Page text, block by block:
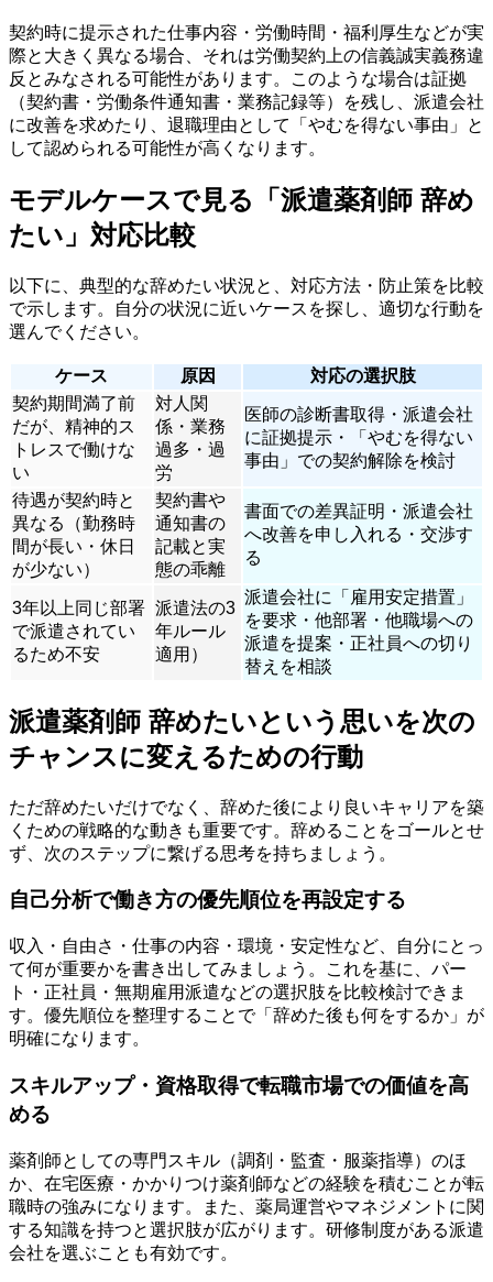
契約時に提示された仕事内容・労働時間・福利厚生などが実
際と大きく異なる場合、それは労働契約上の信義誠実義務違
反とみなされる可能性があります。このような場合は証拠
（契約書・労働条件通知書・業務記録等）を残し、派遣会社
に改善を求めたり、退職理由として「やむを得ない事由」と
して認められる可能性が高くなります。
モデルケースで見る「派遣薬剤師 辞め
たい」対応比較
以下に、典型的な辞めたい状況と、対応方法・防止策を比較
で示します。自分の状況に近いケースを探し、適切な行動を
選んでください。
ケース 原因
対応の選択肢
契約期間満了前
だが、精神的ス
トレスで働けな
い
対人関
係・業務
過多・過
労
医師の診断書取得・派遣会社
に証拠提示・「やむを得ない
事由」での契約解除を検討
待遇が契約時と
異なる（勤務時
間が長い・休日
が少ない）
契約書や
通知書の
記載と実
態の乖離
書面での差異証明・派遣会社
へ改善を申し入れる・交渉す
る
3年以上同じ部署
で派遣されてい
るため不安
派遣法の3
年ルール
適用）
派遣会社に「雇用安定措置」
を要求・他部署・他職場への
派遣を提案・正社員への切り
替えを相談
派遣薬剤師 辞めたいという思いを次の
チャンスに変えるための行動
ただ辞めたいだけでなく、辞めた後により良いキャリアを築
くための戦略的な動きも重要です。辞めることをゴールとせ
ず、次のステップに繋げる思考を持ちましょう。
自己分析で働き方の優先順位を再設定する
収入・自由さ・仕事の内容・環境・安定性など、自分にとっ
て何が重要かを書き出してみましょう。これを基に、パー
ト・正社員・無期雇用派遣などの選択肢を比較検討できま
す。優先順位を整理することで「辞めた後も何をするか」が
明確になります。
スキルアップ・資格取得で転職市場での価値を高
める
薬剤師としての専門スキル（調剤・監査・服薬指導）のほ
か、在宅医療・かかりつけ薬剤師などの経験を積むことが転
職時の強みになります。また、薬局運営やマネジメントに関
する知識を持つと選択肢が広がります。研修制度がある派遣
会社を選ぶことも有効です。